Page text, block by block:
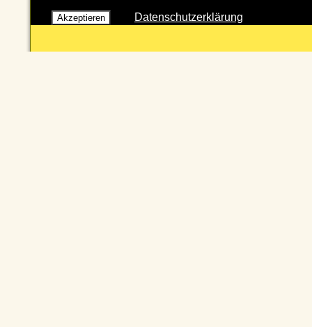
Akzeptieren Datenschutzerklärung